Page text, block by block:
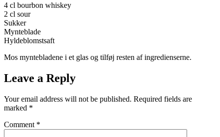
4 cl bourbon whiskey
2 cl sour
Sukker
Mynteblade
Hyldeblomstsaft
Mos myntebladene i et glas og tilføj resten af ingredienserne.
Leave a Reply
Your email address will not be published. Required fields are
marked *
Comment *